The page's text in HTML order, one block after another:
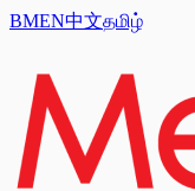
BMEN中文தமிழ்